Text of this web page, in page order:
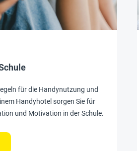
für die Handynutzung und
Handyhotel sorgen Sie für
und Motivation in der Schule.